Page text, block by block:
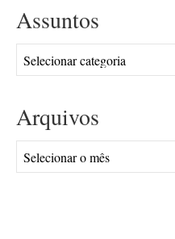
Assuntos
Assuntos
Arquivos
Arquivos